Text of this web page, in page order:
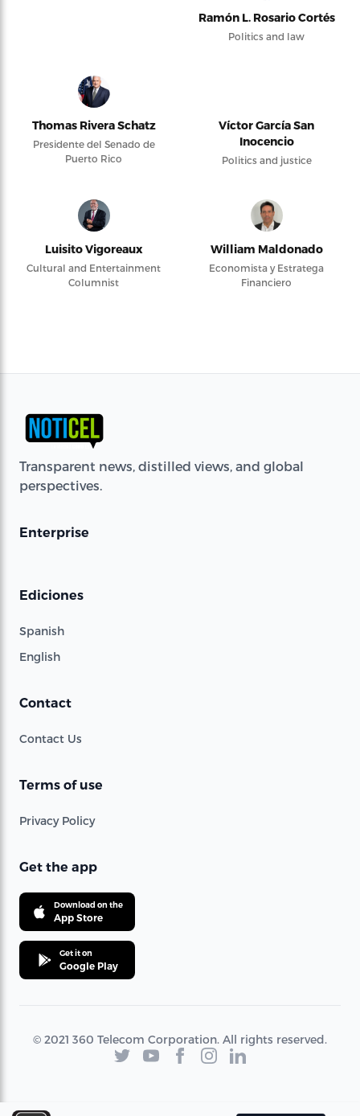
Ramón L. Rosario Cortés
Politics and law
Thomas Rivera Schatz
Presidente del Senado de
Puerto Rico
Víctor García San
Inocencio
Politics and justice
Luisito Vigoreaux
Cultural and Entertainment
Columnist
William Maldonado
Economista y Estratega
Financiero
Transparent news, distilled views, and global
perspectives.
Enterprise
Ediciones
Spanish
English
Contact
Contact Us
Terms of use
Privacy Policy
Get the app
Download on the
App Store
Get it on
Google Play
© 2021 360 Telecom Corporation. All rights reserved.